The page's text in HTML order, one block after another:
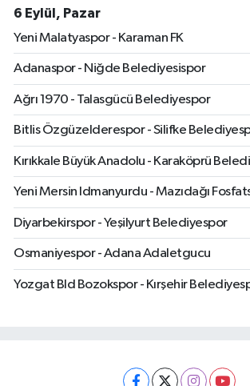
6 Eylül, Pazar
Yeni Malatyaspor - Karaman FK
Adanaspor - Niğde Belediyesispor
Ağrı 1970 - Talasgücü Belediyespor
Bitlis Özgüzelderespor - Silifke
Kırıkkale Büyük Anadolu - Karaköprü
Yeni Mersin Idmanyurdu - Mazıdağı
Diyarbekirspor - Yeşilyurt Belediyespor
Osmaniyespor - Adana Adaletgucu
Yozgat Bld Bozokspor - Kırşehir